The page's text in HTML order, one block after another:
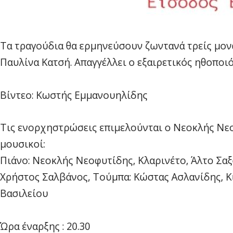
Τα τραγούδια θα ερμηνεύσουν ζωντανά τρείς
Παυλίνα Κατσή. Απαγγέλλει ο εξαιρετικός
Βίντεο: Κωστής Εμμανουηλίδης
Τις ενορχηστρώσεις επιμελούνται ο Νεοκλής
μουσικοί:
Πιάνο: Νεοκλής Νεοφυτίδης, Κλαρινέτο, Άλτο
Χρήστος Σαλβάνος, Τούμπα: Κώστας Ασλανίδης,
Βασιλείου
Ώρα έναρξης : 20.30